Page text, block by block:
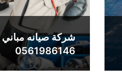
شركة صيانه
0561986146